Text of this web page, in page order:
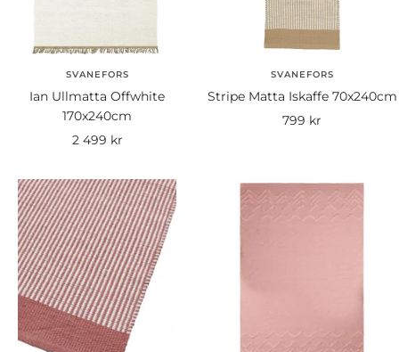
SVANEFORS
Ian Ullmatta Offwhite
170x240cm
Rea-
2 499 kr
SVANEFORS
Stripe Matta Iskaffe 70x240cm
Rea-
799 kr